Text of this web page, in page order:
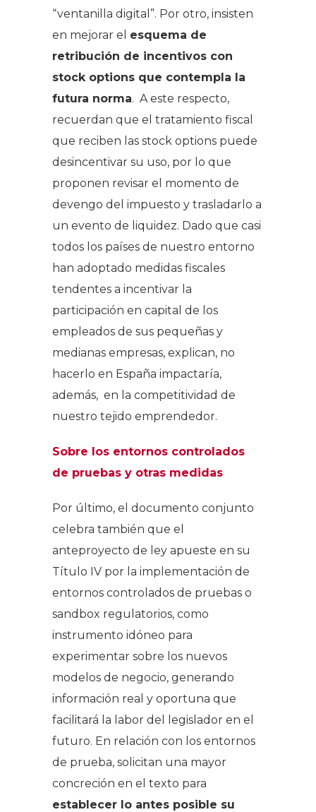
“ventanilla digital”. Por otro, insisten
en mejorar el esquema de
retribución de incentivos con
stock options que contempla la
futura norma. A este respecto,
recuerdan que el tratamiento fiscal
que reciben las stock options puede
desincentivar su uso, por lo que
proponen revisar el momento de
devengo del impuesto y trasladarlo a
un evento de liquidez. Dado que casi
todos los países de nuestro entorno
han adoptado medidas fiscales
tendentes a incentivar la
participación en capital de los
empleados de sus pequeñas y
medianas empresas, explican, no
hacerlo en España impactaría,
además, en la competitividad de
nuestro tejido emprendedor.
Sobre los entornos controlados
de pruebas y otras medidas
Por último, el documento conjunto
celebra también que el
anteproyecto de ley apueste en su
Título IV por la implementación de
entornos controlados de pruebas o
sandbox regulatorios, como
instrumento idóneo para
experimentar sobre los nuevos
modelos de negocio, generando
información real y oportuna que
facilitará la labor del legislador en el
futuro. En relación con los entornos
de prueba, solicitan una mayor
concreción en el texto para
establecer lo antes posible su